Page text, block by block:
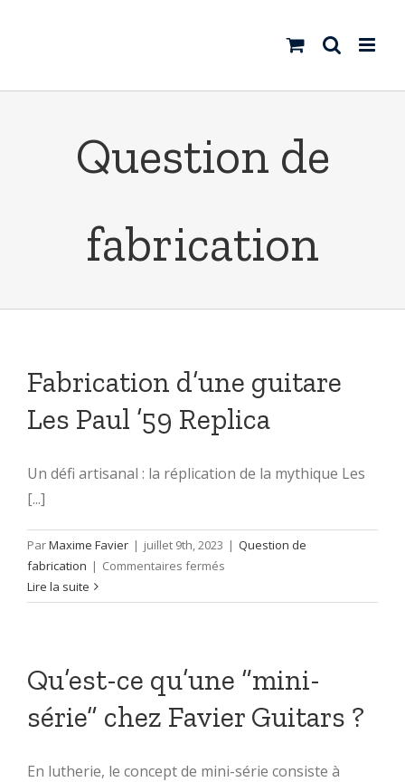
Question de
fabrication
Fabrication d’une guitare
Les Paul ’59 Replica
Un défi artisanal : la réplication de la mythique Les
[...]
ParMaxime Favier | juillet 9th, 2023 | Question de
fabrication | Commentaires fermés
d’une
Paul
’59
Replica
Lire la suite
Qu’est-ce qu’une “mini-
série” chez Favier Guitars ?
En lutherie, le concept de mini-série consiste à